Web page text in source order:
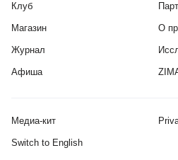
Клуб
Магазин
Журнал
Афиша
О
Медиа-кит
Switch to English